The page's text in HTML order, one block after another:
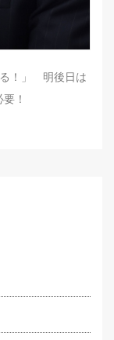
る！」 明後日は
！